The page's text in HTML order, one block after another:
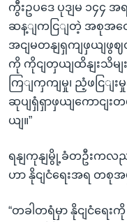
ကွီးဥပဒေ ပုဒျမ ၁၄၄
ဆန့ျကငြျတဲ့ အစုအဝေး
အငျမတနျရှကျဖှယျဖွဈ
ကို ကိုငျတှယျထိနျးသိမ
ကြျကှကျမှု၊ ညံ့ဖငြျ
ဆုပျရှံရှာဖှယျကောငျး
ယျ။”
ရနျကုနျမွို့ခံတဦးကလည
ဟာ နိုငျငံရေးအရ တ
“တခါတရံမှာ နိုငျငံရေ